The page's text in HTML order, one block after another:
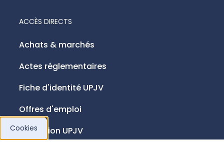
ACCÈS DIRECTS
Achats & marchés
Actes réglementaires
Fiche d'identité UPJV
Offres d'emploi
Fondation UPJV
Cookies